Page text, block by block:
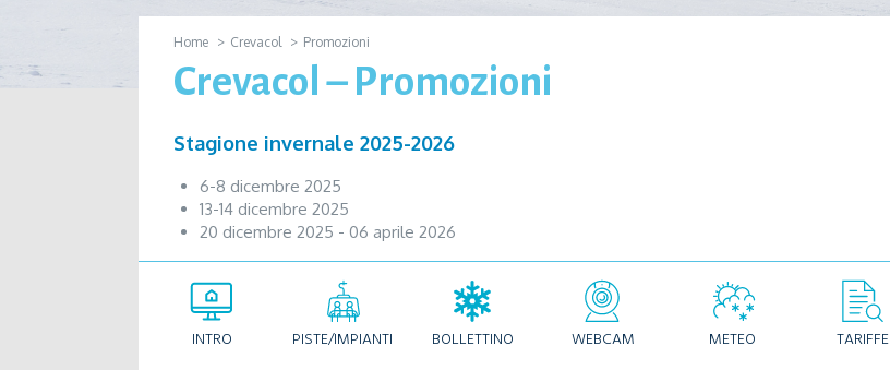
Home Crevacol Promozioni
Crevacol – Promozioni
Stagione invernale 2025-2026
6-8 dicembre 2025
13-14 dicembre 2025
20 dicembre 2025 - 06 aprile 2026
INTRO PISTE/IMPIANTI BOLLETTINO WEBCAM METEO TARIFFE